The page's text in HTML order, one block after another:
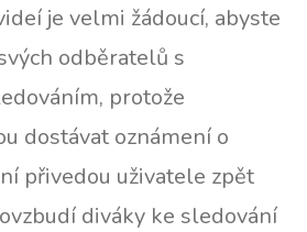
je velmi žádoucí, abyste
odběratelů s
protože
dostávat oznámení o
přivedou uživatele zpět
diváky ke sledování